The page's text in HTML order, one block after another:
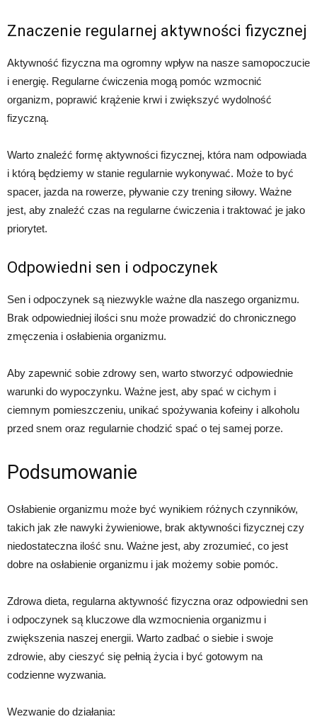
Znaczenie regularnej aktywności fizycznej
Aktywność fizyczna ma ogromny wpływ na nasze samopoczucie
i energię. Regularne ćwiczenia mogą pomóc wzmocnić
organizm, poprawić krążenie krwi i zwiększyć wydolność
fizyczną.
Warto znaleźć formę aktywności fizycznej, która nam odpowiada
i którą będziemy w stanie regularnie wykonywać. Może to być
spacer, jazda na rowerze, pływanie czy trening siłowy. Ważne
jest, aby znaleźć czas na regularne ćwiczenia i traktować je jako
priorytet.
Odpowiedni sen i odpoczynek
Sen i odpoczynek są niezwykle ważne dla naszego organizmu.
Brak odpowiedniej ilości snu może prowadzić do chronicznego
zmęczenia i osłabienia organizmu.
Aby zapewnić sobie zdrowy sen, warto stworzyć odpowiednie
warunki do wypoczynku. Ważne jest, aby spać w cichym i
ciemnym pomieszczeniu, unikać spożywania kofeiny i alkoholu
przed snem oraz regularnie chodzić spać o tej samej porze.
Podsumowanie
Osłabienie organizmu może być wynikiem różnych czynników,
takich jak złe nawyki żywieniowe, brak aktywności fizycznej czy
niedostateczna ilość snu. Ważne jest, aby zrozumieć, co jest
dobre na osłabienie organizmu i jak możemy sobie pomóc.
Zdrowa dieta, regularna aktywność fizyczna oraz odpowiedni sen
i odpoczynek są kluczowe dla wzmocnienia organizmu i
zwiększenia naszej energii. Warto zadbać o siebie i swoje
zdrowie, aby cieszyć się pełnią życia i być gotowym na
codzienne wyzwania.
Wezwanie do działania: